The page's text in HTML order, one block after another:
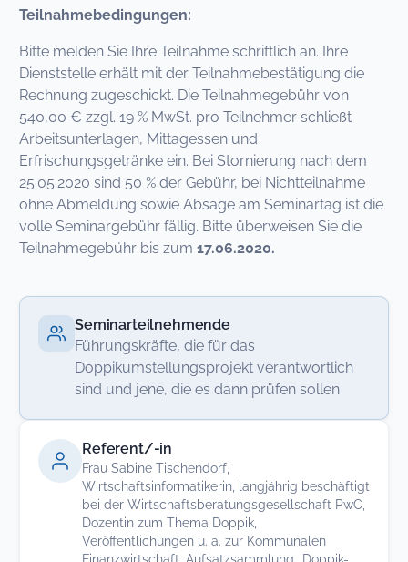
Teilnahmebedingungen:
Bitte melden Sie Ihre Teilnahme schriftlich an. Ihre
Dienststelle erhält mit der Teilnahmebestätigung die
Rechnung zugeschickt. Die Teilnahmegebühr von
540,00 € zzgl. 19 % MwSt. pro Teilnehmer schließt
Arbeitsunterlagen, Mittagessen und
Erfrischungsgetränke ein. Bei Stornierung nach dem
25.05.2020 sind 50 % der Gebühr, bei Nichtteilnahme
ohne Abmeldung sowie Absage am Seminartag ist die
volle Seminargebühr fällig. Bitte überweisen Sie die
Teilnahmegebühr bis zum 17.06.2020.
Seminarteilnehmende
Führungskräfte, die für das
Doppikumstellungsprojekt verantwortlich
sind und jene, die es dann prüfen sollen
Referent/-in
Frau Sabine Tischendorf,
Wirtschaftsinformatikerin, langjährig beschäftigt
bei der Wirtschaftsberatungsgesellschaft PwC,
Dozentin zum Thema Doppik,
Veröffentlichungen u. a. zur Kommunalen